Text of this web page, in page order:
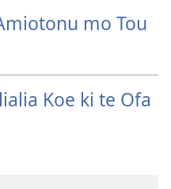
mo Tou
Koe ki te Ofa